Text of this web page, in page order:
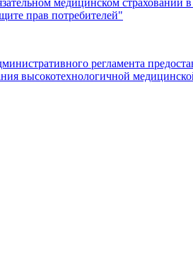
медицинском страховании
прав потребителей"
регламента
высокотехнологичной